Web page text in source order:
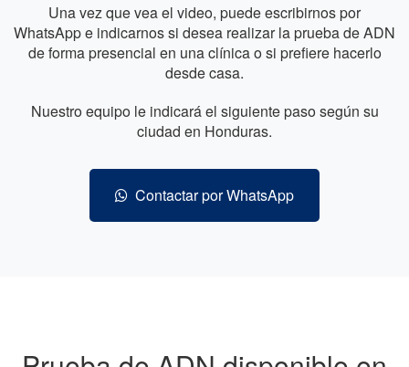
Una vez que vea el video, puede escribirnos por
WhatsApp e indicarnos si desea realizar la prueba de ADN
de forma presencial en una clínica o si prefiere hacerlo
desde casa.
Nuestro equipo le indicará el siguiente paso según su
ciudad en Honduras.
Contactar por WhatsApp